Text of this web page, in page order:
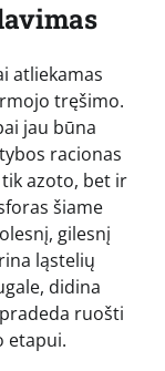
atliekamas
tręšimo.
jau būna
racionas
azoto, bet ir
šiame
gilesnį
ląstelių
didina
ruošti
etapui.